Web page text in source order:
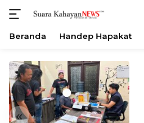
konten
Beranda Handep Hapakat
«